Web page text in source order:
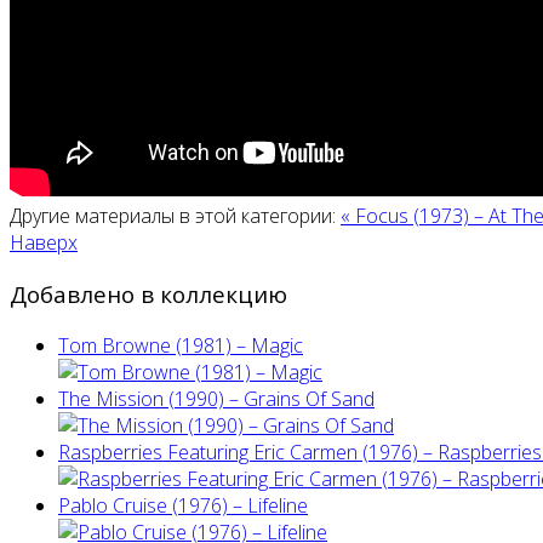
Другие материалы в этой категории: « Focus (1973) – At
Наверх
Добавлено в коллекцию
Tom Browne (1981) – Magic
The Mission (1990) – Grains Of Sand
Raspberries Featuring Eric Carmen (1976) –
Pablo Cruise (1976) – Lifeline